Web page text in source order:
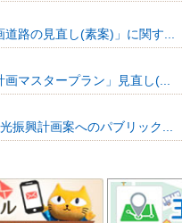
道路の見直し(素案)」に関す...
画マスタープラン」見直し(...
振興計画案へのパブリック...